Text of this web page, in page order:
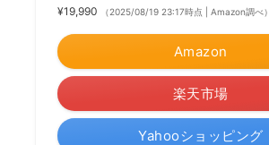
¥19,990
（2025/08/19 23:17時点 | Amazon調べ）
Amazon
楽天市場
Yahooショッピング